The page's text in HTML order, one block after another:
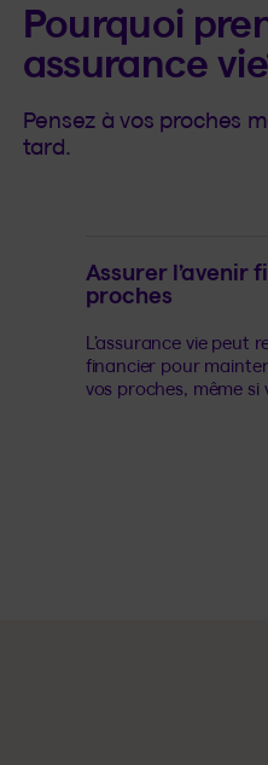
Pourquoi
assurance
Pensez à vos proches
tard.
Assurer l’avenir
proches
L’assurance vie peut
financier pour
vos proches, même si